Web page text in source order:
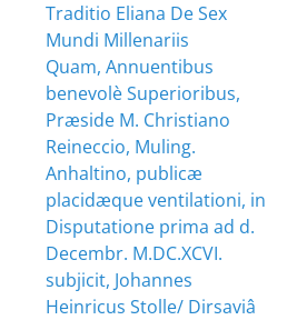
Traditio Eliana De Sex
Mundi Millenariis
Quam, Annuentibus
benevolè Superioribus,
Præside M. Christiano
Reineccio, Muling.
Anhaltino, publicæ
placidæque ventilationi, in
Disputatione prima ad d.
Decembr. M.DC.XCVI.
subjicit, Johannes
Heinricus Stolle/ Dirsaviâ